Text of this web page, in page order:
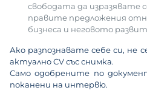
свободата да изразявате
правите предложения
бизнеса и неговото
Ако разпознавате себе си, не
актуално CV със снимка.
Само одобрените по
поканени на интервю.